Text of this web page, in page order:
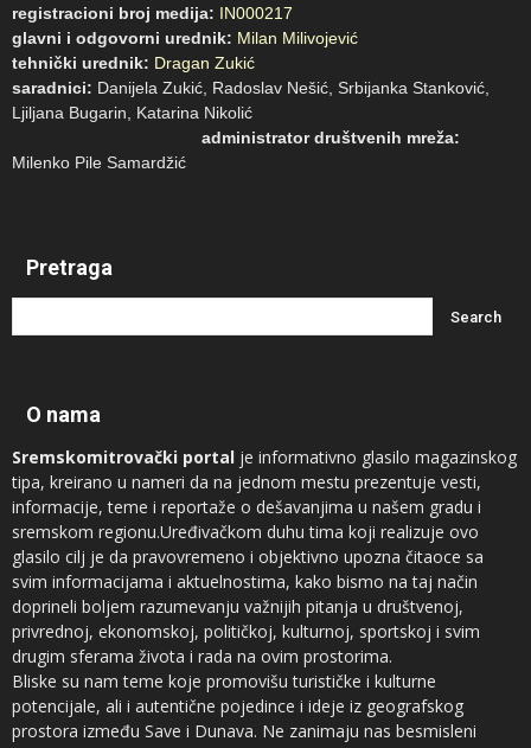
registracioni broj medija: IN000217
glavni i odgovorni urednik: Milan Milivojević
tehnički urednik: Dragan Zukić
saradnici: Danijela Zukić, Radoslav Nešić, Srbijanka Stanković,
Ljiljana Bugarin, Katarina Nikolić
administrator društvenih mreža:
Milenko Pile Samardžić
Pretraga
O nama
Sremskomitrovački portal je informativno glasilo magazinskog
tipa, kreirano u nameri da na jednom mestu prezentuje vesti,
informacije, teme i reportaže o dešavanjima u našem gradu i
sremskom regionu.Uređivačkom duhu tima koji realizuje ovo
glasilo cilj je da pravovremeno i objektivno upozna čitaoce sa
svim informacijama i aktuelnostima, kako bismo na taj način
doprineli boljem razumevanju važnijih pitanja u društvenoj,
privrednoj, ekonomskoj, političkoj, kulturnoj, sportskoj i svim
drugim sferama života i rada na ovim prostorima.
Bliske su nam teme koje promovišu turističke i kulturne
potencijale, ali i autentične pojedince i ideje iz geografskog
prostora između Save i Dunava. Ne zanimaju nas besmisleni